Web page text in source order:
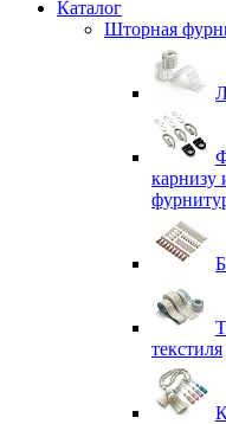
Каталог
Шторная
карнизу
текстиля